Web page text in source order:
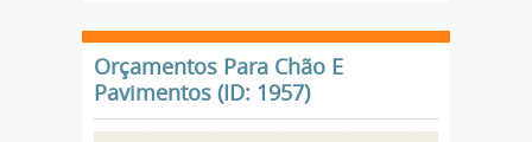
Orçamentos Para Chão E
Pavimentos (ID: 1957)